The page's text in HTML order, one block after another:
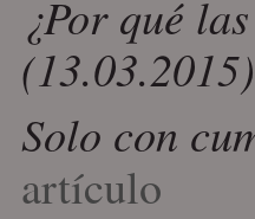
¿Por qué
Solo con
artículo